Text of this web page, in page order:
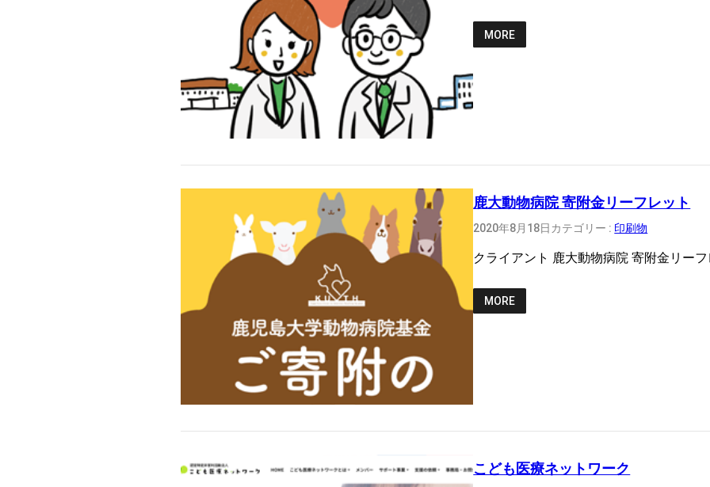
MORE
鹿大動物病院 寄附金リーフレット
2020年8月18日 カテゴリー : 印刷物
クライアント 鹿大動物病院 寄附金リー
MORE
こども医療ネットワーク